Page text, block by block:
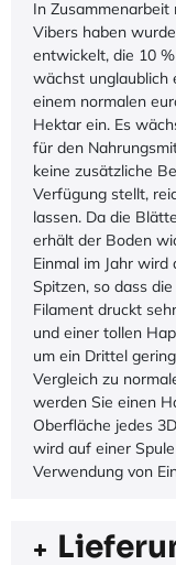
In
Vibers haben
entwickelt, die 10
wächst unglaublich
einem normalen
Hektar ein. Es
für den
keine zusätzliche
Verfügung stellt,
lassen. Da die
erhält der Boden
Einmal im Jahr
Spitzen, so dass
Filament druckt
und einer tollen
um ein Drittel
Vergleich zu
werden Sie einen
Oberfläche jedes
wird auf einer
Verwendung von